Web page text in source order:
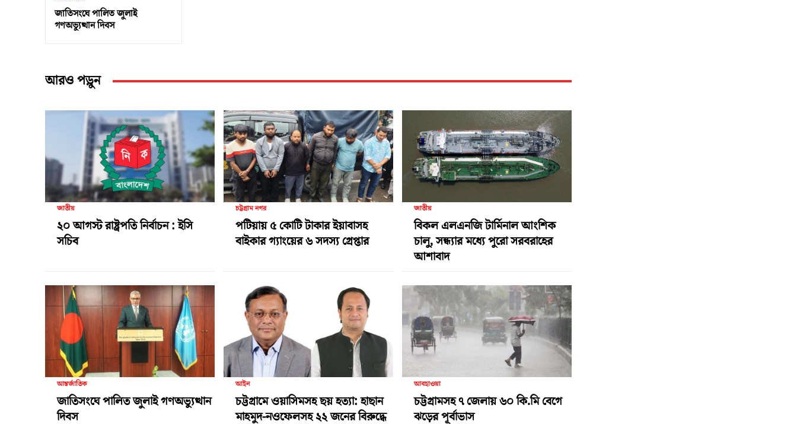
জাতিসংঘে পালিত জুলাই
গণঅভ্যুত্থান দিবস
আরও পড়ুন
জাতীয়
২০ আগস্ট রাষ্ট্রপতি নির্বাচন : ইসি
সচিব
চট্টগ্রাম নগর
পটিয়ায় ৫ কোটি টাকার ইয়াবাসহ
বাইকার গ্যাংয়ের ৬ সদস্য গ্রেপ্তার
জাতীয়
বিকল এলএনজি টার্মিনাল আংশিক
চালু, সন্ধ্যার মধ্যে পুরো সরবরাহের
আশাবাদ
আন্তর্জাতিক
জাতিসংঘে পালিত জুলাই গণঅভ্যুত্থান
দিবস
আইন
চট্টগ্রামে ওয়াসিমসহ ছয় হত্যা: হাছান
মাহমুদ-নওফেলসহ ২২ জনের বিরুদ্ধে
আবহাওয়া
চট্টগ্রামসহ ৭ জেলায় ৬০ কি.মি বেগে
ঝড়ের পূর্বাভাস